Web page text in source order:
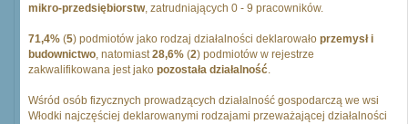
mikro-przedsiębiorstw, zatrudniających 0 - 9 pracowników.
71,4% (5) podmiotów jako rodzaj działalności deklarowało przemysł i
budownictwo, natomiast28,6% (2) podmiotów w rejestrze
zakwalifikowana jest jako pozostała działalność.
Wśród osób fizycznych prowadzących działalność gospodarczą we wsi
Włodki najczęściej deklarowanymi rodzajami przeważającej działalności